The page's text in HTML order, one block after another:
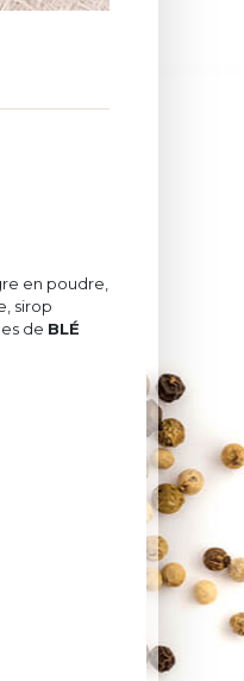
en poudre,
sirop
de BLÉ